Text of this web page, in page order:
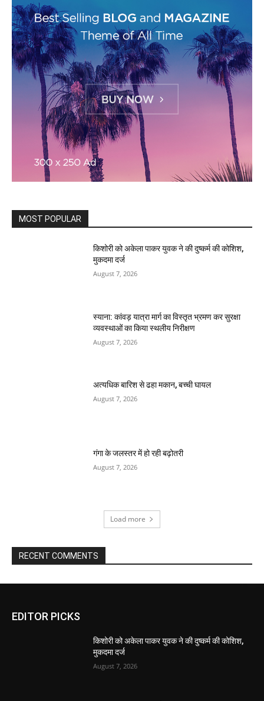
MOST POPULAR
किशोरी को अकेला पाकर युवक ने की दुष्कर्म की कोशिश,
मुकदमा दर्ज
August 7, 2026
स्याना: कांवड़ यात्रा मार्ग का विस्तृत भ्रमण कर सुरक्षा
व्यवस्थाओं का किया स्थलीय निरीक्षण
August 7, 2026
अत्यधिक बारिश से ढहा मकान, बच्ची घायल
August 7, 2026
गंगा के जलस्तर में हो रही बढ़ोतरी
August 7, 2026
Load more
RECENT COMMENTS
EDITOR PICKS
किशोरी को अकेला पाकर युवक ने की दुष्कर्म की कोशिश,
मुकदमा दर्ज
August 7, 2026